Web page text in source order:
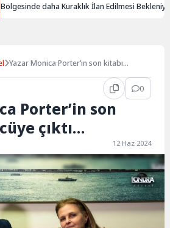
daha Kuraklık İlan Edilmesi Bekleniyor
Yazar Monica Porter’in son kitabı
0
Porter’in son
çıktı…
12 Haz 2024